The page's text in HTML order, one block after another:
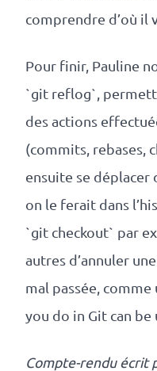
comprendre d’où il
Pour finir, Pauline
`git reflog`,
des actions
(commits, rebases,
ensuite se déplacer
on le ferait dans
`git checkout` par
autres d’annuler
mal passée, comme
you do in Git can be
Compte-rendu écrit